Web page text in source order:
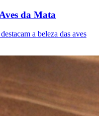
da Mata
a beleza das aves